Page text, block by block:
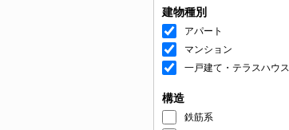
建物種別
アパート
マンション
一戸建て・テラスハウス
構造
鉄筋系